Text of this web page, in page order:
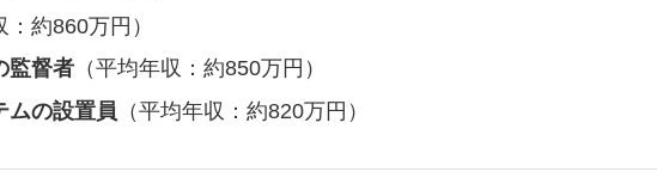
約860万円）
監督者（平均年収：約850万円）
ムの設置員 （平均年収：約820万円）